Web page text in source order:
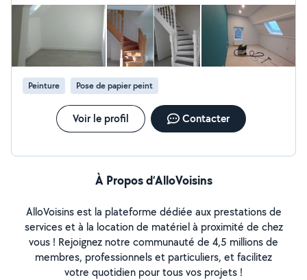
CLOISON ( bA13....aglo....) -TRAVAUX DE PLOMBERIE ET
INSTALLATION DES SDB. -TRAVAUX d'électricité.
_TRAVAUX D'ENDUIT INTERIEUR ET EXTERIEUR . -
TRAVAUX D'ETANCHEITE . -TRAVAUX DE PEINTURE ET
FINITION . A bientôt
Peinture Pose de papier peint
Voir le profil Contacter
À Propos d’AlloVoisins
AlloVoisins est la plateforme dédiée aux prestations de
services et à la location de matériel à proximité de chez
vous ! Rejoignez notre communauté de 4,5 millions de
membres, professionnels et particuliers, et facilitez
votre quotidien pour tous vos projets !